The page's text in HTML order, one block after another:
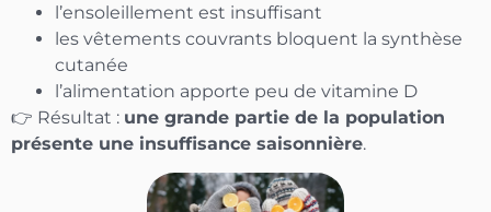
-10% OFFERTS
Sur votre première commande
OBTENIR MON CODE
nos communications
l’ensoleillement est insuffisant
les vêtements couvrants bloquent la synthèse
cutanée
l’alimentation apporte peu de vitamine D
👉 Résultat : une grande partie de la population
présente une insuffisance saisonnière.